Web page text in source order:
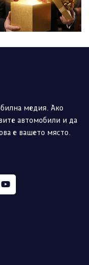
медия. Ако
автомобили и да
е вашето място.